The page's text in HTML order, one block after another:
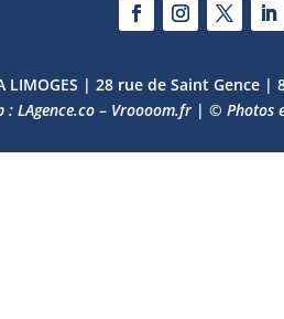
LIMOGES | 28 rue de Saint Gence |
LAgence.co – Vroooom.fr | © Photos